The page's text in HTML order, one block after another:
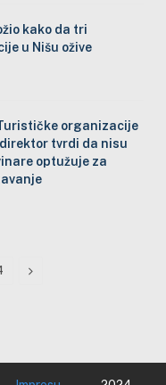
kako da tri
u Nišu ožive
organizacije
direktor tvrdi da nisu
optužuje za
Next